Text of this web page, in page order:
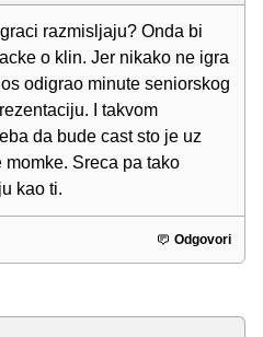
razmisljaju? Onda bi
o klin. Jer nikako ne igra
odigrao minute seniorskog
I takvom
da bude cast sto je uz
Sreca pa tako
kao ti.
Odgovori